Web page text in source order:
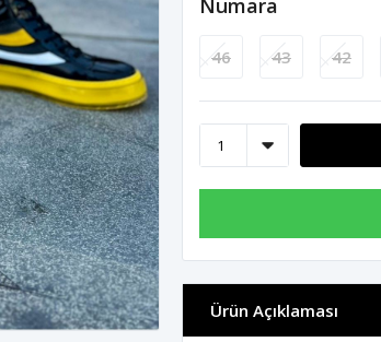
Numara
46 43 42
Ürün Açıklaması